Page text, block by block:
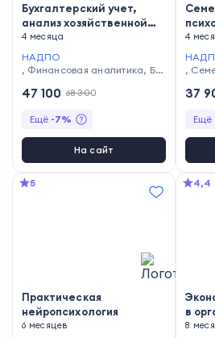
Бухгалтерский учет,
анализ хозяйственной
деятельности и аудит
4 месяца
НАДПО
, Финансовая аналитика, Бу
е планирование
47 100 68 300
Ещё -7%
На сайт
4
,
37
Ещё
5
Практическая
нейропсихология
6 месяцев
4,4
в
8